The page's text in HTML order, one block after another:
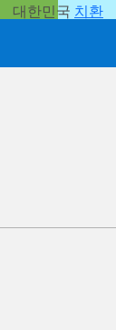
대한민국 치환